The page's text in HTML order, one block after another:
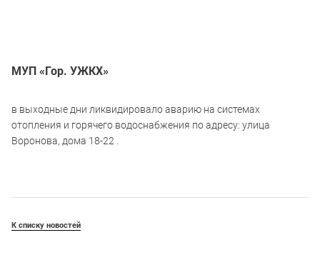
МУП «Гор. УЖКХ»
в выходные дни ликвидировало аварию на системах
отопления и горячего водоснабжения по адресу: улица
Воронова, дома 18-22 .
К списку новостей